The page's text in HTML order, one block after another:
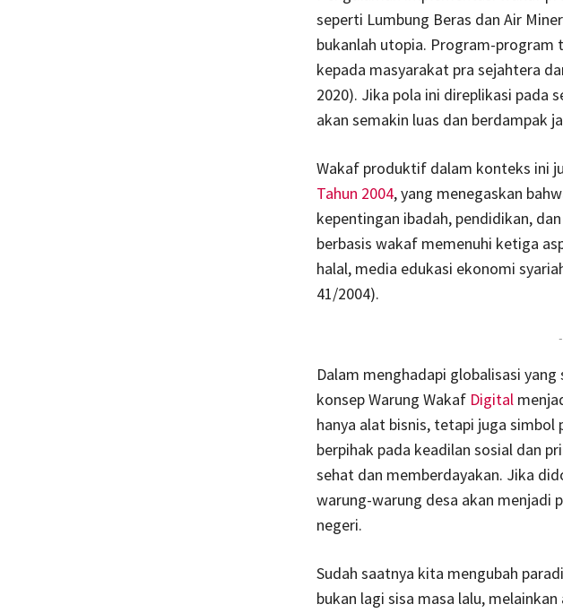
seperti Lumbung Beras dan Air
bukanlah utopia. Program-program
kepada masyarakat pra sejahtera
2020). Jika pola ini direplikasi pada
akan semakin luas dan berdampak
Wakaf produktif dalam konteks ini
Tahun 2004, yang menegaskan
kepentingan ibadah, pendidikan,
berbasis wakaf memenuhi ketiga
halal, media edukasi ekonomi
41/2004).
Dalam menghadapi globalisasi
konsep Warung Wakaf Digital
hanya alat bisnis, tetapi juga
berpihak pada keadilan sosial dan
sehat dan memberdayakan. Jika
warung-warung desa akan menjadi
negeri.
Sudah saatnya kita mengubah
bukan lagi sisa masa lalu,